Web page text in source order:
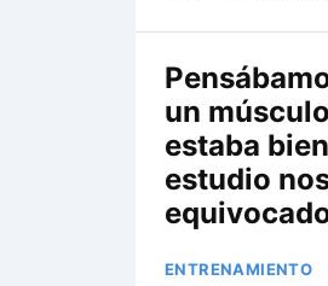
un
estaba
estudio
ENTRENAMIENTO